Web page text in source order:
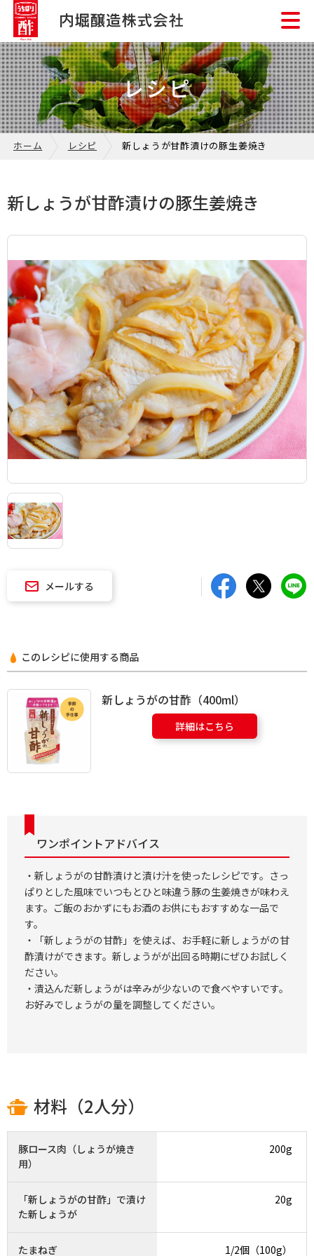
レシピ
ホーム レシピ 新しょうが甘酢漬けの豚生姜焼き
新しょうが甘酢漬けの豚生姜焼き
メールする
このレシピに使用する商品
新しょうがの甘酢（400ml）
詳細はこちら
ワンポイントアドバイス
・新しょうがの甘酢漬けと漬け汁を使ったレシピです。さっ
ぱりとした風味でいつもとひと味違う豚の生姜焼きが味わえ
ます。ご飯のおかずにもお酒のお供にもおすすめな一品で
す。
・「新しょうがの甘酢」を使えば、お手軽に新しょうがの甘
酢漬けができます。新しょうがが出回る時期にぜひお試しく
ださい。
・漬込んだ新しょうがは辛みが少ないので食べやすいです。
お好みでしょうがの量を調整してください。
材料（2人分）
豚ロース肉（しょうが焼き
用）
200g
「新しょうがの甘酢」で漬け
た新しょうが
20g
たまねぎ 1/2個（100g）